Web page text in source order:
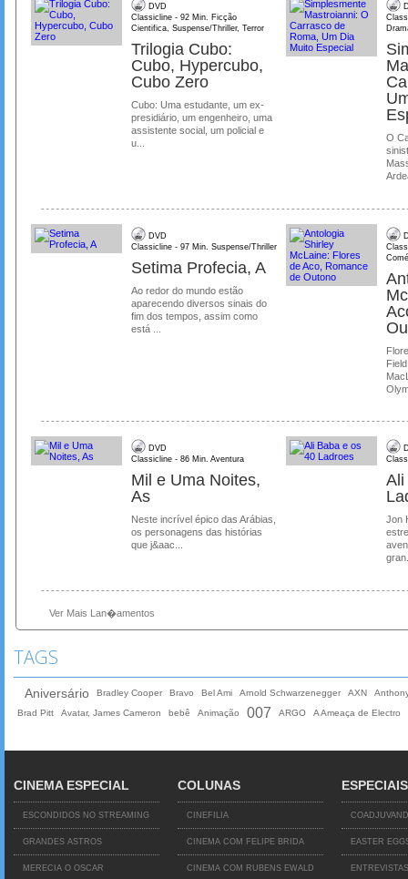
DVD
Classicline - 92 Min. Ficção
Cientifica, Suspense/Thriller, Terror
Trilogia Cubo:
Cubo, Hypercubo,
Cubo Zero
Cubo: Uma estudante, um ex-
presidiário, um engenheiro, uma
assistente social, um policial e
u...
O
DVD
Classicline - 97 Min. Suspense/Thriller
Setima Profecia, A
Ao redor do mundo estão
aparecendo diversos sinais do
fim dos tempos, assim como
está ...
DVD
Classicline - 86 Min. Aventura
Mil e Uma Noites,
As
Neste incrível épico das Arábias,
os personagens das histórias
que j&aac...
Ali
Jon
Ver Mais Lan�amentos
TAGS
Aniversário Bradley Cooper Bravo Bel Ami Arnold Schwarzenegger AXN
Brad Pitt
Avatar, James Cameron bebê Animação 007 ARGO A Ameaça de Electro
CINEMA ESPECIAL
ESCONDIDOS NO STREAMING
GRANDES ASTROS
MERECIA O OSCAR
COLUNAS
CINEFILIA
CINEMA COM FELIPE BRIDA
CINEMA COM RUBENS EWALD
ESPECIAIS
EASTER
ENTREVISTAS